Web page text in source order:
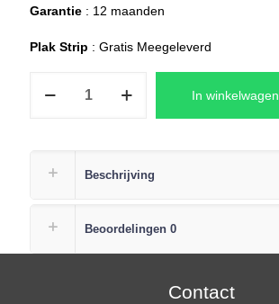
Garantie : 12 maanden
Plak Strip : Gratis Meegeleverd
ec2550nd
In winkelwagen
Beschrijving
Beoordelingen 0
Contact